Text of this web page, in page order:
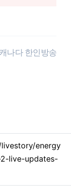
나다 한인방송
energy
live-updates-